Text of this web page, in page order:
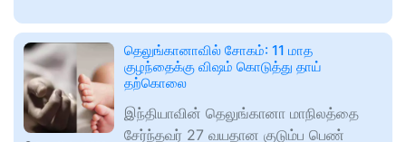
தெலுங்கானாவில் சோகம்: 11 மாத
குழந்தைக்கு விஷம் கொடுத்து தாய்
தற்கொலை
இந்தியாவின் தெலுங்கானா மாநிலத்தை
சேர்ந்தவர் 27 வயதான குடும்ப பெண்